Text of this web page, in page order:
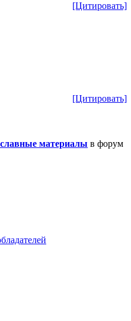
[Цитировать]
[Цитировать]
материалы в форум